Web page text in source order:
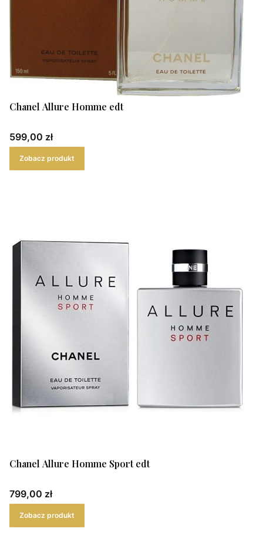
Chanel Allure Homme edt
Cena
599,00 zł
Zobacz produkt
Chanel Allure Homme Sport edt
Cena
799,00 zł
Zobacz produkt